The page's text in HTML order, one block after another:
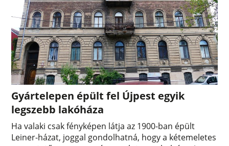
Gyártelepen épült fel Újpest egyik
legszebb lakóháza
Ha valaki csak fényképen látja az 1900-ban épült
Leiner-házat, joggal gondolhatná, hogy a kétemeletes